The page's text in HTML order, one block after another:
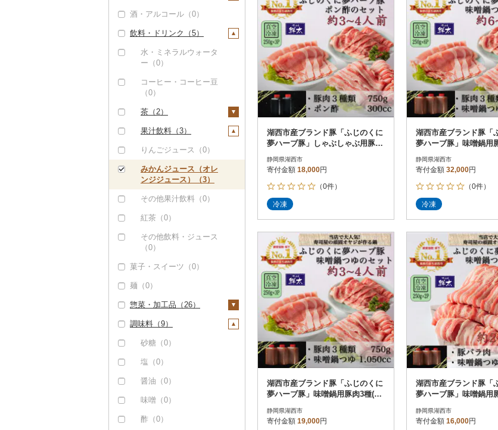
牛タン（0）
和牛（1）
黒毛和牛（0）
仙台牛（0）
米沢牛（0）
山形牛（0）
常陸牛（0）
上州牛（0）
飛騨牛（0）
近江牛（0）
神戸牛・神戸ビーフ
（0）
但馬牛（0）
土佐あかうし（0）
佐賀牛（0）
長崎和牛（0）
あか牛（0）
宮崎牛（0）
その他牛肉（精肉）
（0）
しゃぶしゃぶ（16）
焼肉（12）
アグー豚（0）
（29）
もつ鍋（0）
ハム（2）
ソーセージ・ウインナ
ー（2）
ベーコン・サラミ
（2）
その他豚肉（加工品）
鹿肉（0）
馬肉（0）
羊肉・ラム肉（ジンギ
スカン）（0）
鴨肉（0）
（0）
明太子・たらこ（0）
その他魚卵（0）
貝（0）
鮮魚（0）
イカ・タコ（0）
海苔・海藻（0）
干物（0）
その他魚介・加工品
（4）
しらす・ちりめん
（0）
（4）
卵（0）
チーズ（1）
ヨーグルト（1）
バター（0）
その他乳製品（0）
酒・アルコール（0）
飲料・ドリンク（5）
水・ミネラルウォータ
ー（0）
コーヒー・コーヒー豆
（0）
茶（2）
飲料（1）
茶葉・ティーバッグ
（0）
静岡茶（0）
足柄茶（0）
知覧茶（0）
八女茶（0）
果汁飲料（3）
りんごジュース（0）
みかんジュース（オレ
ンジジュース）（3）
その他果汁飲料（0）
紅茶（0）
その他飲料・ジュース
（0）
菓子・スイーツ（0）
麺（0）
惣菜・加工品（26）
惣菜（15）
餃子（0）
シュウマイ（15）
コロッケ（0）
その他惣菜（0）
カレー・シチュー
調味料（9）
砂糖（0）
塩（0）
醤油（0）
味噌（0）
酢（0）
決済方法 解除
PayPay
クレジットカード決済
Amazon Pay
楽天ペイ
メルペイ
コンビニ支払い
ソフトバンクまとめて支払い
d払い
金融機関(Pay-easy決済)
発送種別
通常
冷蔵便
冷凍便
結果を
湖西市産ブランド豚「ふじのくに
夢ハーブ豚」しゃぶしゃぶ用豚肉
3種類(750g)と手作りポン酢のセ
ット
静岡県湖西市
寄付金額 18,000円
（0件）
冷凍
湖西市産ブランド豚「
夢ハーブ豚」味噌鍋用
kg)と手作り味噌鍋つゆ
静岡県湖西市
寄付金額 32,000円
（0件）
冷凍
湖西市産ブランド豚「ふじのくに
夢ハーブ豚」味噌鍋用豚肉3種(75
静岡県湖西市
寄付金額 19,000円
湖西市産ブランド豚「
夢ハーブ豚」味噌鍋用
静岡県湖西市
寄付金額 16,000円